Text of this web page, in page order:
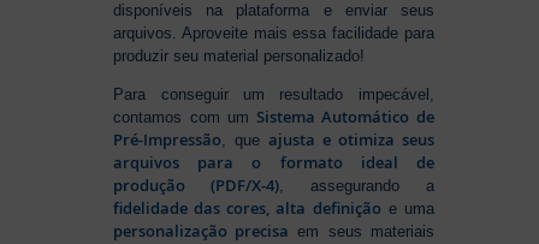
disponíveis na plataforma e enviar seus
arquivos. Aproveite mais essa facilidade para
produzir seu material personalizado!
Para conseguir um resultado impecável,
contamos com um Sistema Automático de
Pré-Impressão, queajusta e otimiza seus
arquivos para o formato ideal de
produção (PDF/X-4), assegurando a
fidelidade das cores, alta definição e uma
personalização precisa em seus materiais